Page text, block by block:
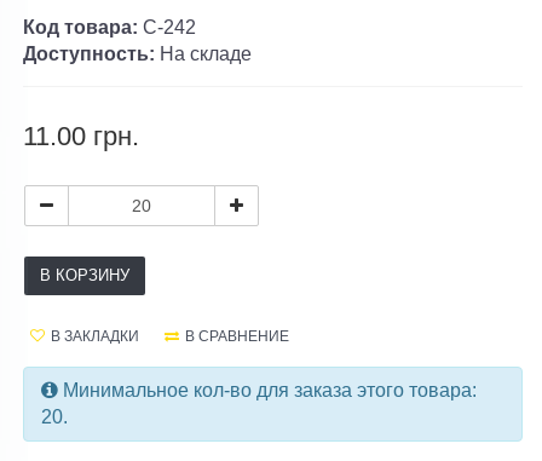
Код товара: C-242
Доступность: На складе
11.00 грн.
В КОРЗИНУ
В ЗАКЛАДКИ В СРАВНЕНИЕ
Минимальное кол-во для заказа этого товара:
20.